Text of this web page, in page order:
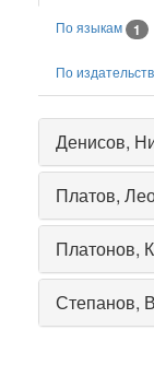
По языкам 1
По
Денисов,
Платов,
Платонов,
Степанов,